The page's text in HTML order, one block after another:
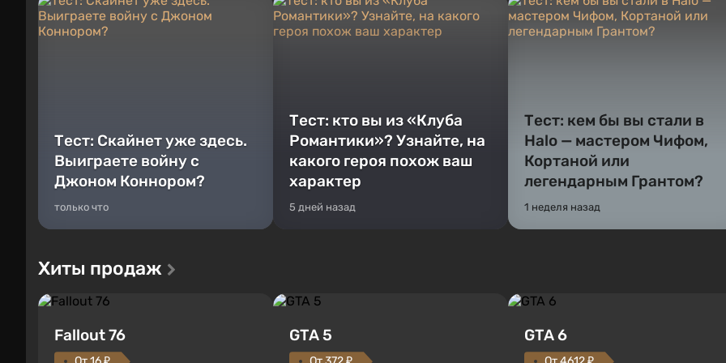
Тест: Скайнет уже здесь.
Выиграете войну с
Джоном Коннором?
только что
Тест: кто вы из «Клуба
Романтики»? Узнайте, на
какого героя похож ваш
характер
5 дней назад
Тест: кем бы вы стали в
Halo — мастером Чифом,
Кортаной или
легендарным Грантом?
1 неделя назад
Хиты продаж
Fallout 76 GTA 5 GTA 6